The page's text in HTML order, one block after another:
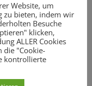
sind wir hier
dem Ende der
dringend notwendig,
Bundesebene noch
besteht
Website, um
zu bieten, indem wir
Besuche
klicken,
ALLER Cookies
die "Cookie-
kontrollierte